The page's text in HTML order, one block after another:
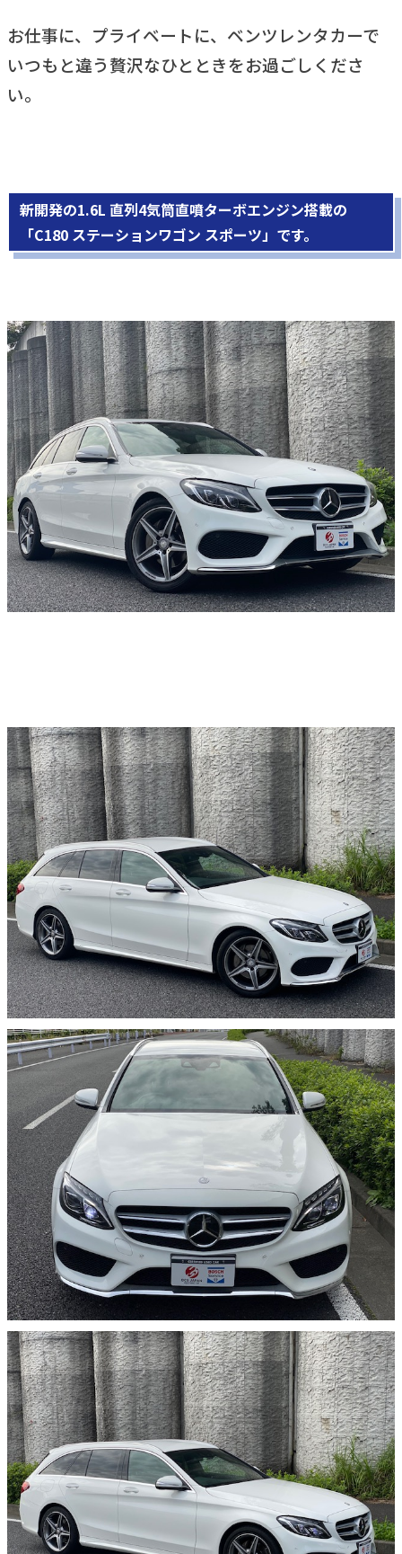
お仕事に、プライベートに、ベンツレンタカーで
いつもと違う贅沢なひとときをお過ごしくださ
い。
新開発の1.6L 直列4気筒直噴ターボエンジン搭載の
「C180 ステーションワゴン スポーツ」です。